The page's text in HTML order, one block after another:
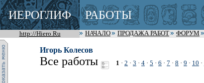
ИЕРОГЛИФ РАБОТЫ
http://Hiero.Ru НАЧАЛО ПРОДАЖА РАБОТ ФОРУМ
Игорь Колесов
Все работы 1 · 2 · 3 · 4 · 5 · 6 · 7 · 8 · 9 · 10 ·